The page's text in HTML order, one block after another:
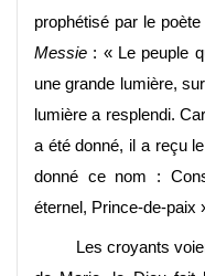
prophétisé par le
Messie : « Le peuple
une grande lumière,
lumière a resplendi.
a été donné, il a reçu
donné ce nom :
éternel, Prince-de-paix
Les croyants